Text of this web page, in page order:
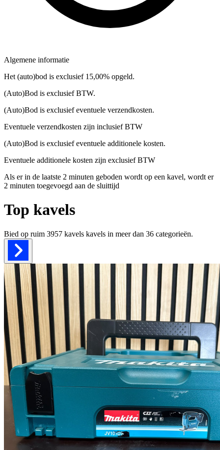
Algemene informatie
Het (auto)bod is exclusief 15,00% opgeld.
(Auto)Bod is exclusief BTW.
(Auto)Bod is exclusief eventuele verzendkosten.
Eventuele verzendkosten zijn inclusief BTW
(Auto)Bod is exclusief eventuele additionele kosten.
Eventuele additionele kosten zijn exclusief BTW
Als er in de laatste 2 minuten geboden wordt op een kavel, wordt er
2 minuten toegevoegd aan de sluittijd
Top kavels
Bied op ruim 3957 kavels kavels in meer dan 36 categorieën.